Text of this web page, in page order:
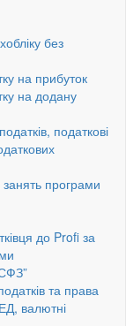
без
на прибуток
на додану
податкові
занять програми
до Profi за
та права
валютні